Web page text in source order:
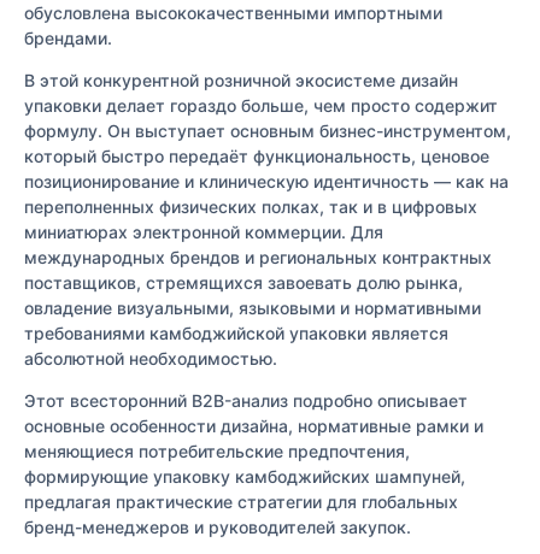
обусловлена высококачественными импортными
брендами.
В этой конкурентной розничной экосистеме дизайн
упаковки делает гораздо больше, чем просто содержит
формулу. Он выступает основным бизнес-инструментом,
который быстро передаёт функциональность, ценовое
позиционирование и клиническую идентичность — как на
переполненных физических полках, так и в цифровых
миниатюрах электронной коммерции. Для
международных брендов и региональных контрактных
поставщиков, стремящихся завоевать долю рынка,
овладение визуальными, языковыми и нормативными
требованиями камбоджийской упаковки является
абсолютной необходимостью.
Этот всесторонний B2B-анализ подробно описывает
основные особенности дизайна, нормативные рамки и
меняющиеся потребительские предпочтения,
формирующие упаковку камбоджийских шампуней,
предлагая практические стратегии для глобальных
бренд-менеджеров и руководителей закупок.